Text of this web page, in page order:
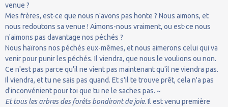
venue ?
Mes frères, est-ce que nous n'avons pas honte ? Nous aimons, et
nous redoutons sa venue ! Aimons-nous vraiment, ou est-ce nous
n'aimons pas davantage nos péchés ?
Nous haïrons nos péchés eux-mêmes, et nous aimerons celui qui va
venir pour punir les péchés. Il viendra, que nous le voulions ou non.
Ce n'est pas parce qu'il ne vient pas maintenant qu'il ne viendra pas.
Il viendra, et tu ne sais pas quand. Et s'il te trouve prêt, cela n'a pas
d'inconvénient pour toi que tu ne le saches pas. ~
Et tous les arbres des forêts bondiront de joie. Il est venu première